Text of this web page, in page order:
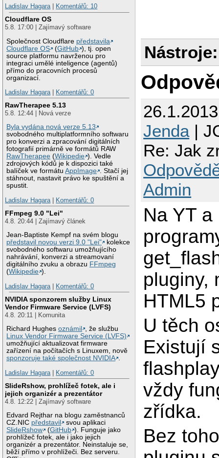
Ladislav Hagara| Komentářů: 10
Cloudflare OS
5.8. 17:00 | Zajímavý software
Společnost Cloudflare představila
Cloudflare OS
(GitHub ), tj. open
source platformu navrženou pro
integraci umělé inteligence (agentů)
přímo do pracovních procesů
organizací.
Ladislav Hagara| Komentářů: 0
RawTherapee 5.13
5.8. 12:44 | Nová verze
Byla vydána nová verze 5.13
svobodného multiplatformního softwaru
pro konverzi a zpracování digitálních
fotografií primárně ve formátů RAW
RawTherapee (Wikipedie ). Vedle
zdrojových kódů je k dispozici také
balíček ve formátuAppImage . Stačí jej
stáhnout, nastavit právo ke spuštění a
spustit.
Ladislav Hagara| Komentářů: 0
FFmpeg 9.0 "Lei"
4.8. 20:44 | Zajímavý článek
Jean-Baptiste Kempf na svém blogu
představil novou verzi 9.0 "Lei"
kolekce
svobodného softwaru umožňujícího
nahrávání, konverzi a streamovaní
digitálního zvuku a obrazu FFmpeg
(Wikipedie ).
Ladislav Hagara| Komentářů: 0
NVIDIA sponzorem služby Linux
Vendor Firmware Service (LVFS)
4.8. 20:11 | Komunita
Richard Hughesoznámil
, že službu
Linux Vendor Firmware Service (LVFS)
umožňující aktualizovat firmware
zařízení na počítačích s Linuxem, nově
sponzoruje také společnost NVIDIA .
Ladislav Hagara| Komentářů: 0
SlideRshow, prohlížeč fotek, ale i
jejich organizér a prezentátor
4.8. 12:22 | Zajímavý software
Edvard Rejthar na blogu zaměstnanců
CZ.NIC představil
svou aplikaci
SlideRshow
(GitHub ). Funguje jako
prohlížeč fotek, ale i jako jejich
organizér a prezentátor. Neinstaluje se,
běží přímo v prohlížeči. Bez serveru.
Nástroje:
Jenda |
Re: Jak
Admin
Na YT
pluginy,
HTML5
U těch
Existují
vždy
zřídka.
Bez